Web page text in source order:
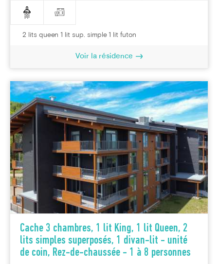
2 lits queen 1 lit sup. simple 1 lit futon
Voir la résidence
Cache 3 chambres, 1 lit King, 1 lit Queen, 2
lits simples superposés, 1 divan-lit - unité
de coin, Rez-de-chaussée - 1 à 8 personnes